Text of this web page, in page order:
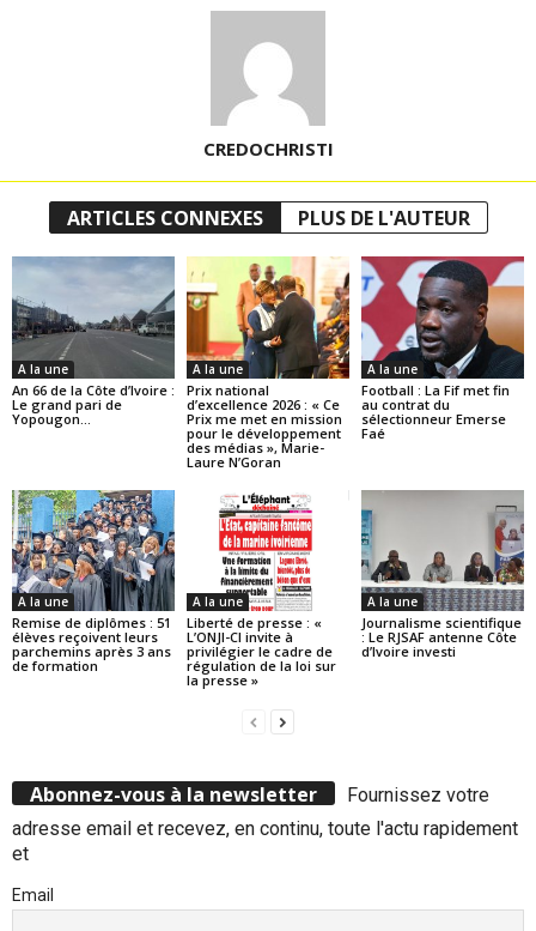
CREDOCHRISTI
ARTICLES CONNEXES PLUS DE L'AUTEUR
A la une
An 66 de la Côte d’Ivoire :
Le grand pari de
Yopougon…
A la une
Prix national
d’excellence 2026 : « Ce
Prix me met en mission
pour le développement
des médias », Marie-
Laure N’Goran
A la une
Football : La Fif met fin
au contrat du
sélectionneur Emerse
Faé
A la une
Remise de diplômes : 51
élèves reçoivent leurs
parchemins après 3 ans
de formation
A la une
Liberté de presse : «
L’ONJI-CI invite à
privilégier le cadre de
régulation de la loi sur
la presse »
A la une
Journalisme scientifique
: Le RJSAF antenne Côte
d’Ivoire investi
Abonnez-vous à la newsletter
Fournissez votre
adresse email et recevez, en continu, toute l'actu rapidement
et
Email